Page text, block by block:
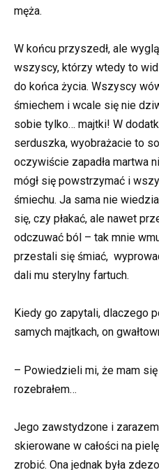
męża.
W końcu przyszedł, ale
wszyscy, którzy wtedy to
do końca życia. Wszyscy
śmiechem i wcale się nie
sobie tylko… majtki! W
serduszka, wyobrażacie to
oczywiście zapadła martwa
mógł się powstrzymać i
śmiechu. Ja sama nie
się, czy płakać, ale nawet
odczuwać ból – tak mnie
przestali się śmiać,
dali mu sterylny fartuch.
Kiedy go zapytali, dlaczego
samych majtkach, on
– Powiedzieli mi, że mam
rozebrałem…
Jego zawstydzone i
skierowane w całości na
zrobić. Ona jednak była